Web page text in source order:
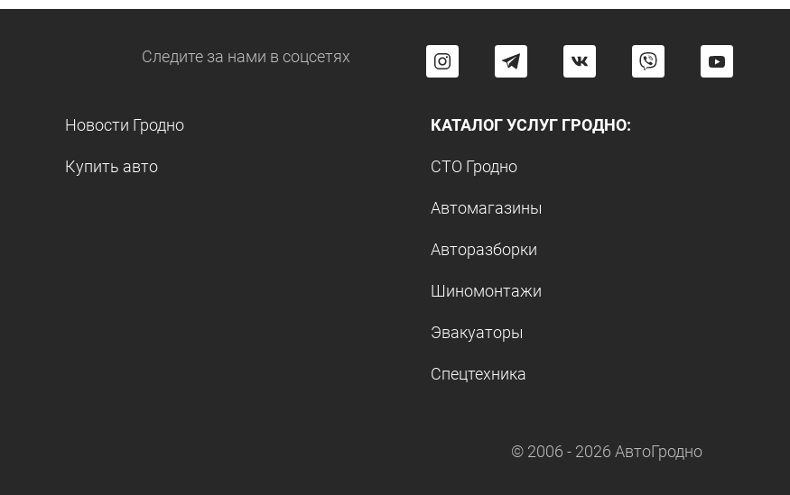
Следите за нами в соцсетях
Новости Гродно
Купить авто
КАТАЛОГ УСЛУГ ГРОДНО:
СТО Гродно
Автомагазины
Авторазборки
Шиномонтажи
Эвакуаторы
Спецтехника
© 2006 - 2026 АвтоГродно